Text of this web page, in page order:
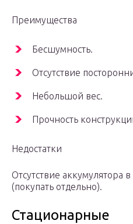
Преимущества
Бесшумность.
Отсутствие
Небольшой вес.
Прочность
Недостатки
Отсутствие аккумулятора
(покупать отдельно).
Стационарные